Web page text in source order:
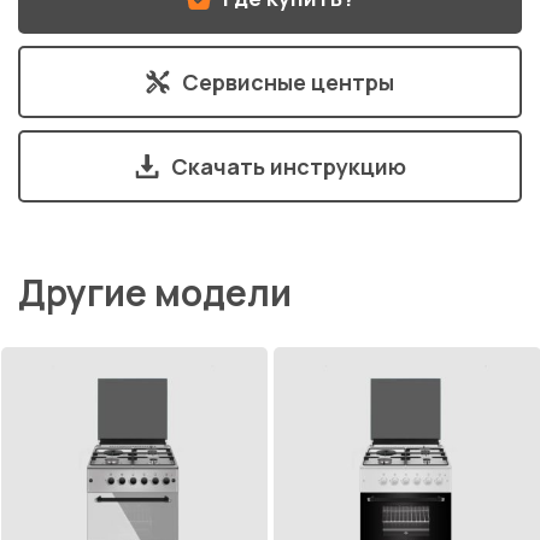
Сервисные центры
Скачать инструкцию
Другие модели